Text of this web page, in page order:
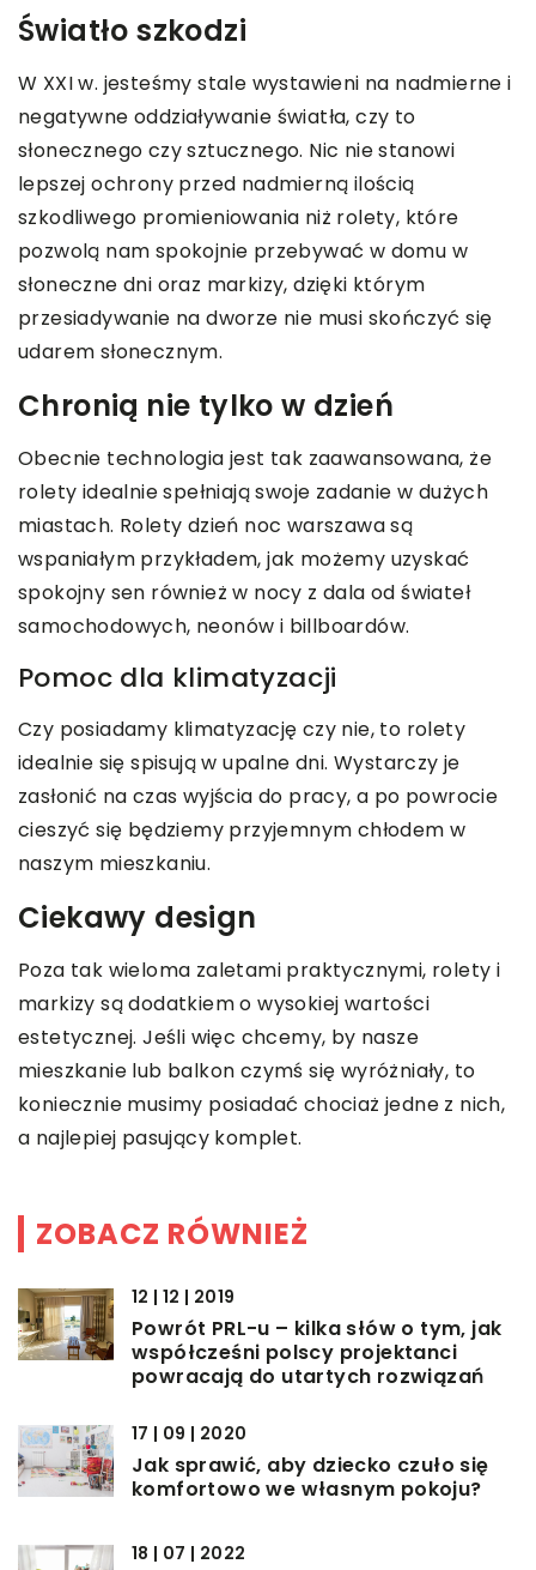
Światło szkodzi
W XXI w. jesteśmy stale wystawieni na nadmierne i
negatywne oddziaływanie światła, czy to
słonecznego czy sztucznego. Nic nie stanowi
lepszej ochrony przed nadmierną ilością
szkodliwego promieniowania niż rolety, które
pozwolą nam spokojnie przebywać w domu w
słoneczne dni oraz markizy, dzięki którym
przesiadywanie na dworze nie musi skończyć się
udarem słonecznym.
Chronią nie tylko w dzień
Obecnie technologia jest tak zaawansowana, że
rolety idealnie spełniają swoje zadanie w dużych
miastach. Rolety dzień noc warszawa są
wspaniałym przykładem, jak możemy uzyskać
spokojny sen również w nocy z dala od świateł
samochodowych, neonów i billboardów.
Pomoc dla klimatyzacji
Czy posiadamy klimatyzację czy nie, to rolety
idealnie się spisują w upalne dni. Wystarczy je
zasłonić na czas wyjścia do pracy, a po powrocie
cieszyć się będziemy przyjemnym chłodem w
naszym mieszkaniu.
Ciekawy design
Poza tak wieloma zaletami praktycznymi, rolety i
markizy są dodatkiem o wysokiej wartości
estetycznej. Jeśli więc chcemy, by nasze
mieszkanie lub balkon czymś się wyróżniały, to
koniecznie musimy posiadać chociaż jedne z nich,
a najlepiej pasujący komplet.
ZOBACZ RÓWNIEŻ
12 | 12 | 2019
Powrót PRL-u – kilka słów o tym, jak
współcześni polscy projektanci
powracają do utartych rozwiązań
17 | 09 | 2020
Jak sprawić, aby dziecko czuło się
komfortowo we własnym pokoju?
18 | 07 | 2022